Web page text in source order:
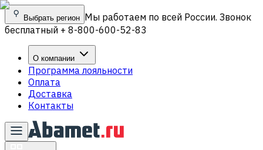
Выбрать регион Мы работаем по всей России. Звонок
бесплатный + 8-800-600-52-83
О компании
Программа лояльности
Оплата
Доставка
Контакты